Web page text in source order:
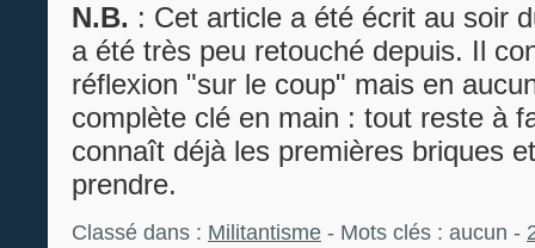
N.B. : Cet article a été écrit au soir
a été très peu retouché depuis. Il
réflexion "sur le coup" mais en
complète clé en main : tout reste à
connaît déjà les premières briques
prendre.
Classé dans : Militantisme - Mots clés : aucun -